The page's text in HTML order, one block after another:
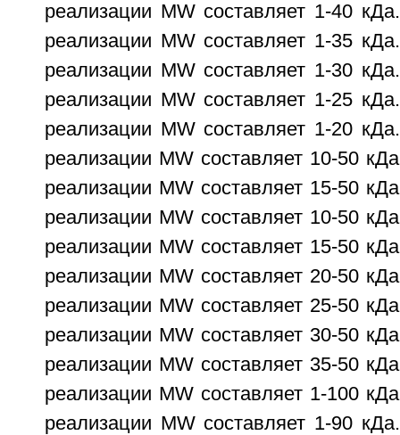
реализации MW составляет 1-40
реализации MW составляет 1-35
реализации MW составляет 1-30
реализации MW составляет 1-25
реализации MW составляет 1-20
реализации MW составляет 10-50
реализации MW составляет 15-50
реализации MW составляет 10-50
реализации MW составляет 15-50
реализации MW составляет 20-50
реализации MW составляет 25-50
реализации MW составляет 30-50
реализации MW составляет 35-50
реализации MW составляет 1-100
реализации MW составляет 1-90